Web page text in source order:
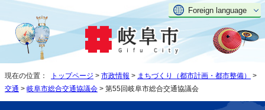
Foreign language
現在の位置： トップページ > 市政情報 > まちづくり（都市計画・都市整備）
>
交通 > 岐阜市総合交通協議会 > 第55回岐阜市総合交通協議会